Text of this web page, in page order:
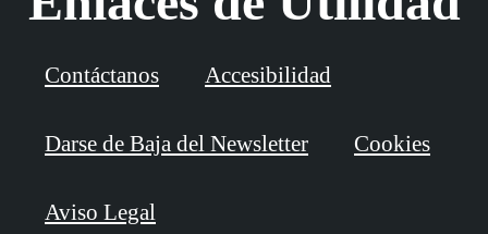
Contáctanos Accesibilidad
Darse de Baja del Newsletter Cookies
Aviso Legal